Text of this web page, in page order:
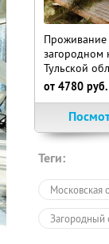
загородном
Тульской
от 4780 руб.
Теги:
Московская
Загородный